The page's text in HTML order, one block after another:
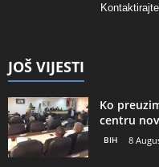
JOŠ VIJESTI
Ko
centru
BIH 8